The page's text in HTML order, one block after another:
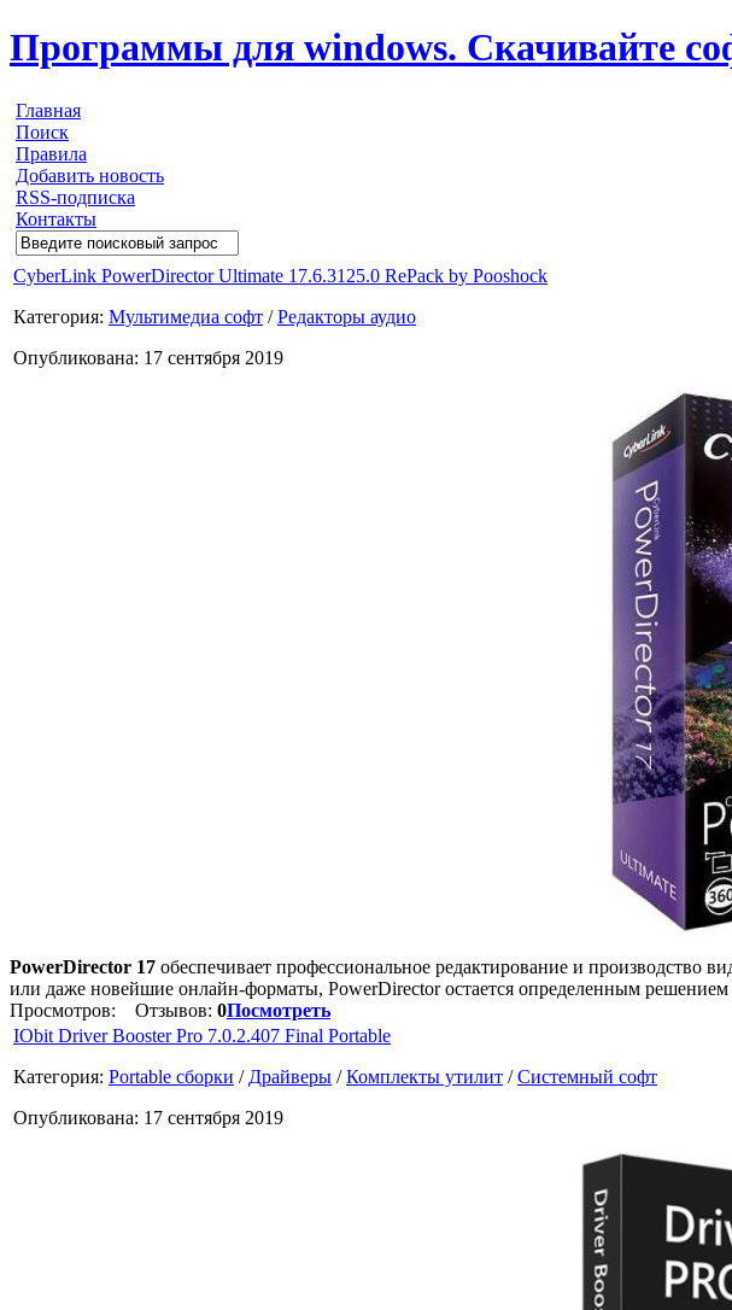
Программы для windows. Скачивайте
Главная
Поиск
Правила
Добавить новость
RSS-подписка
Контакты
CyberLink PowerDirector Ultimate 17.6.3125.0 RePack by Pooshock
Категория: Мультимедиа софт /Редакторы аудио
Опубликована: 17 сентября 2019
PowerDirector 17 обеспечивает профессиональное редактирование и производство
или даже новейшие онлайн-форматы, PowerDirector остается определенным
Просмотров:
Отзывов: 0Посмотреть
IObit Driver Booster Pro 7.0.2.407 Final Portable
Категория: Portable сборки / Драйверы /Комплекты утилит /Системный софт
Опубликована: 17 сентября 2019